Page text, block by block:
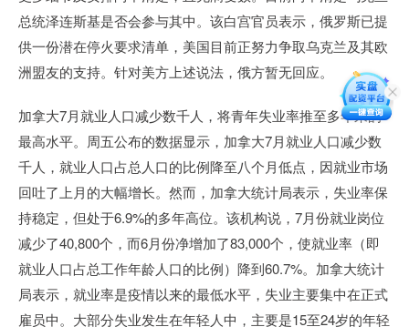
总统泽连斯基是否会参与其中。该白宫官员表示，俄罗斯已提
供一份潜在停火要求清单，美国目前正努力争取乌克兰及其欧
洲盟友的支持。针对美方上述说法，俄方暂无回应。
加拿大7月就业人口减少数千人，将青年失业率推至多年来的
最高水平。周五公布的数据显示，加拿大7月就业人口减少数
千人，就业人口占总人口的比例降至八个月低点，因就业市场
回吐了上月的大幅增长。然而，加拿大统计局表示，失业率保
持稳定，但处于6.9%的多年高位。该机构说，7月份就业岗位
减少了40,800个，而6月份净增加了83,000个，使就业率（即
就业人口占总工作年龄人口的比例）降到60.7%。加拿大统计
局表示，就业率是疫情以来的最低水平，失业主要集中在正式
雇员中。大部分失业发生在年轻人中，主要是15至24岁的年轻